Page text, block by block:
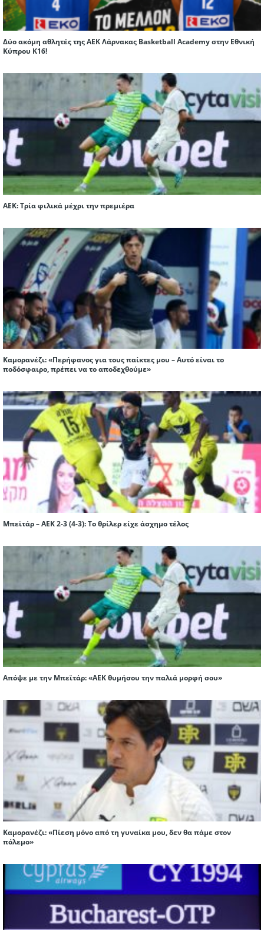
Δύο ακόμη αθλητές της ΑΕΚ Λάρνακας Basketball Academy στην Εθνική
Κύπρου Κ16!
ΑΕΚ: Τρία φιλικά μέχρι την πρεμιέρα
Καμορανέζι: «Περήφανος για τους παίκτες μου – Αυτό είναι το
ποδόσφαιρο, πρέπει να το αποδεχθούμε»
Μπεϊτάρ – ΑΕΚ 2-3 (4-3): Το θρίλερ είχε άσχημο τέλος
Απόψε με την Μπεϊτάρ: «ΑΕΚ θυμήσου την παλιά μορφή σου»
Καμορανέζι: «Πίεση μόνο από τη γυναίκα μου, δεν θα πάμε στον
πόλεμο»